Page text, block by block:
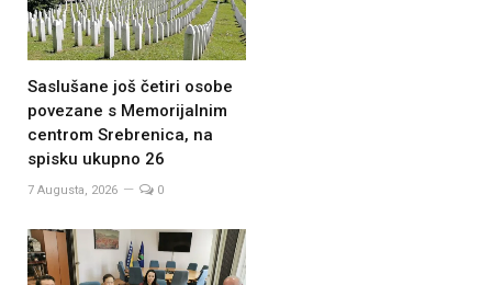
Saslušane još četiri osobe
povezane s Memorijalnim
centrom Srebrenica, na
spisku ukupno 26
7 Augusta, 2026 0